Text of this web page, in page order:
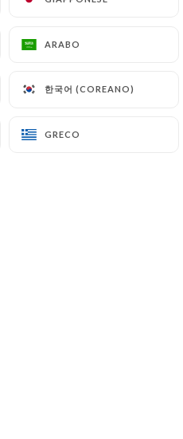
ARABO
한국어 (COREANO)
GRECO
ARABO
한국어 (COREANO)
GRECO